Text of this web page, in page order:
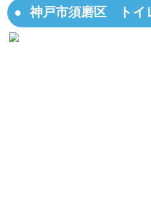
神戸市須磨区 トイ